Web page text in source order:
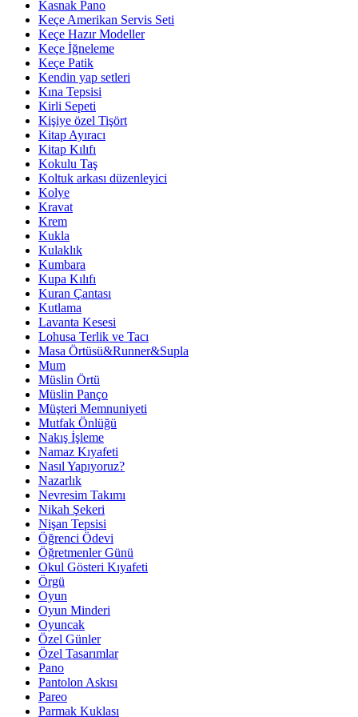
Kasnak Pano
Keçe Amerikan Servis Seti
Keçe Hazır Modeller
Keçe İğneleme
Keçe Patik
Kendin yap setleri
Kına Tepsisi
Kirli Sepeti
Kişiye özel Tişört
Kitap Ayıracı
Kitap Kılıfı
Kokulu Taş
Koltuk arkası düzenleyici
Kolye
Kravat
Krem
Kukla
Kulaklık
Kumbara
Kupa Kılıfı
Kuran Çantası
Kutlama
Lavanta Kesesi
Lohusa Terlik ve Tacı
Masa Örtüsü&Runner&Supla
Mum
Müslin Örtü
Müslin Panço
Müşteri Memnuniyeti
Mutfak Önlüğü
Nakış İşleme
Namaz Kıyafeti
Nasıl Yapıyoruz?
Nazarlık
Nevresim Takımı
Nikah Şekeri
Nişan Tepsisi
Öğrenci Ödevi
Öğretmenler Günü
Okul Gösteri Kıyafeti
Örgü
Oyun
Oyun Minderi
Oyuncak
Özel Günler
Özel Tasarımlar
Pano
Pantolon Askısı
Pareo
Parmak Kuklası